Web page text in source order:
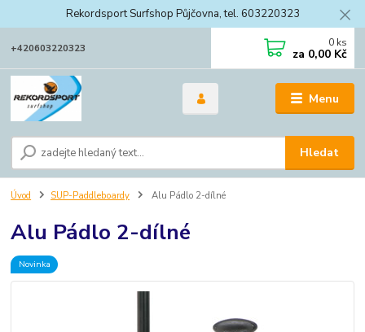
Rekordsport Surfshop Půjčovna, tel. 603220323
Menu
Hledat
+420603220323 0 ks
za 0,00 Kč
Úvod SUP-Paddleboardy Alu Pádlo 2-dílné
Alu Pádlo 2-dílné
Novinka